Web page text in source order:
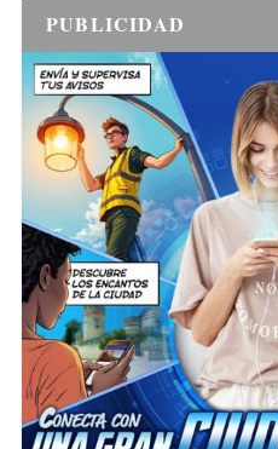
PUBLICIDAD